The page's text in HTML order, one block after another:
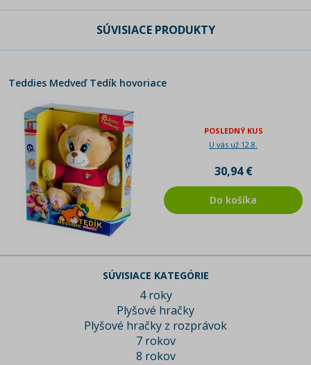
SÚVISIACE PRODUKTY
Teddies Medveď Tedík hovoriace
POSLEDNÝ KUS
U vás už 12.8.
30,94 €
Do košíka
SÚVISIACE KATEGÓRIE
4 roky
Plyšové hračky
Plyšové hračky z rozprávok
7 rokov
8 rokov